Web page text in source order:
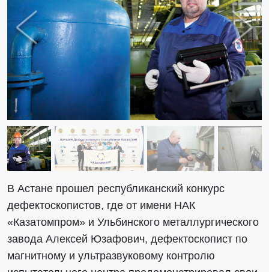
Previous Next
В Астане прошел республиканский конкурс
дефектоскопистов, где от имени НАК
«Казатомпром» и Ульбинского металлургического
завода Алексей Юзафович, дефектоскопист по
магнитному и ультразвуковому контролю